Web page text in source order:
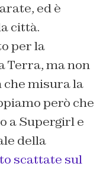
ed è
città.
per la
Terra, ma non
che misura la
però che
a Supergirl e
della
scattate sul